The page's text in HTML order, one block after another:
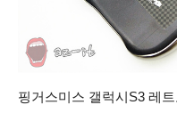
핑거스미스 갤럭시S3 레